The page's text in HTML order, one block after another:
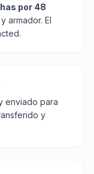
por 48
armador. El
enviado para
y